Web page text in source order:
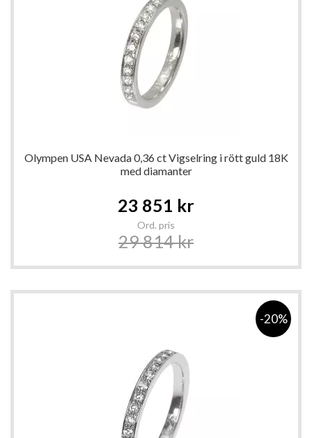
Olympen USA Nevada 0,36 ct Vigselring i rött guld 18K
med diamanter
23 851 kr
Ord. pris
29 814 kr
-20%